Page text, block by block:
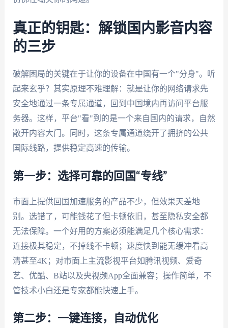
真正的钥匙：解锁国内影音内容
的三步
破解困局的关键在于让你的设备在中国有一个"分身"。听
起来玄乎？其实原理不难理解：就是让你的网络请求先
安全地通过一条专属通道，回到中国境内再访问平台服
务器。这样，平台"看"到的是一个来自国内的请求，自然
敞开内容大门。同时，这条专属通道绕开了拥挤的公共
国际线路，提供稳定高速的传输。
第一步：选择可靠的回国“专线”
市面上提供回国加速服务的产品不少，但效果天差地
别。选错了，可能钱花了但卡顿依旧，甚至隐私安全都
无法保障。一个好用的方案必须能满足几个核心需求：
连接极其稳定，不掉线不卡顿；速度快到能无缓冲看高
清甚至4K；对市面上主流影视平台如腾讯视频、爱奇
艺、优酷、B站以及央视频App全面兼容；操作简单，不
管技术小白还是专家都能快速上手。
第二步：一键连接，自动优化